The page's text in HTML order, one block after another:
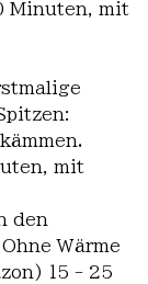
Minuten, mit
mit
den
Ohne Wärme
15 - 25